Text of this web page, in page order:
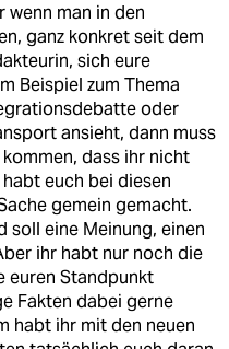
wenn man in den
ganz konkret seit dem
sich eure
Beispiel zum Thema
oder
ansieht, dann muss
dass ihr nicht
euch bei diesen
gemein gemacht.
soll eine Meinung, einen
ihr habt nur noch die
euren Standpunkt
Fakten dabei gerne
habt ihr mit den neuen